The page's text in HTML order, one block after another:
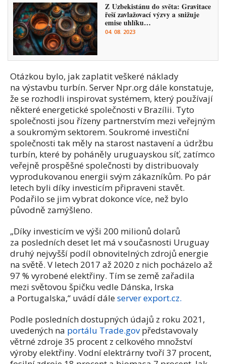
Z Uzbekistánu do světa: Gravitace
řeší zavlažovací výzvy a snižuje
emise uhlíku…
04. 08. 2023
Otázkou bylo, jak zaplatit veškeré náklady
na výstavbu turbín. Server Npr.org dále konstatuje,
že se rozhodli inspirovat systémem, který používají
některé energetické společnosti v Brazílii. Tyto
společnosti jsou řízeny partnerstvím mezi veřejným
a soukromým sektorem. Soukromé investiční
společnosti tak měly na starost nastavení a údržbu
turbín, které by poháněly uruguayskou síť, zatímco
veřejně prospěšné společnosti by distribuovaly
vyprodukovanou energii svým zákazníkům. Po pár
letech byli díky investicím připraveni stavět.
Podařilo se jim vybrat dokonce více, než bylo
původně zamýšleno.
„Díky investicím ve výši 200 milionů dolarů
za posledních deset let má v současnosti Uruguay
druhý nejvyšší podíl obnovitelných zdrojů energie
na světě. V letech 2017 až 2020 z nich pocházelo až
97 % vyrobené elektřiny. Tím se země zařadila
mezi světovou špičku vedle Dánska, Irska
a Portugalska,“ uvádí dáleserver export.cz.
Podle posledních dostupných údajů z roku 2021,
uvedených na portálu Trade.govpředstavovaly
větrné zdroje 35 procent z celkového množství
výroby elektřiny. Vodní elektrárny tvoří 37 procent,